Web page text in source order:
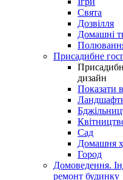
Свята
Дозвілля
Домашні
Присадибне
дизайн
Показати
Сад
Домашня
Город
Домоведення.
ремонт будинку